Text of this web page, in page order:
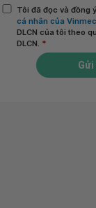
Tôi đã đọc và đồng
cá nhân của Vinmec
DLCN của tôi theo
DLCN. *